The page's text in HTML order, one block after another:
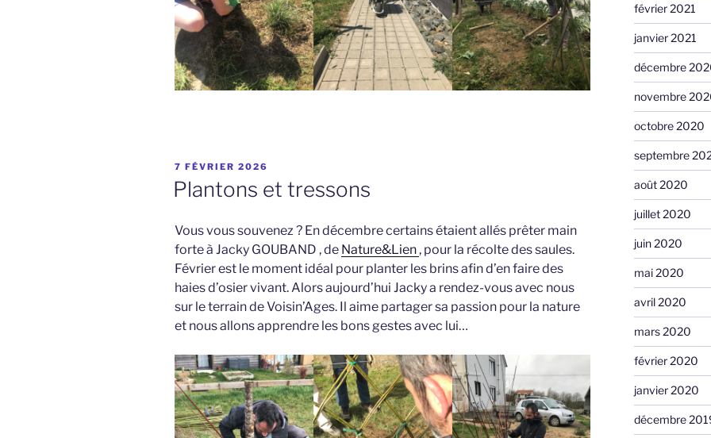
PUBLIÉ
LE
7 FÉVRIER 2026
Plantons et tressons
Vous vous souvenez ? En décembre certains étaient allés prêter main
forte à Jacky GOUBAND , de Nature&Lien , pour la récolte des saules.
Février est le moment idéal pour planter les brins afin d’en faire des
haies d’osier vivant. Alors aujourd’hui Jacky a rendez-vous avec nous
sur le terrain de Voisin’Ages. Il aime partager sa passion pour la nature
et nous allons apprendre les bons gestes avec lui…
février 2021
janvier 2021
décembre
novembre
octobre 2020
septembre
août 2020
juillet 2020
juin 2020
mai 2020
avril 2020
mars 2020
février 2020
janvier 2020
décembre